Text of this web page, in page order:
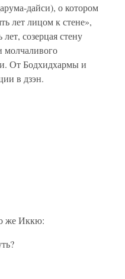
дайси), о котором
лет лицом к стене»,
созерцая стену
От Бодхидхармы и
в дзэн.
же Иккю: